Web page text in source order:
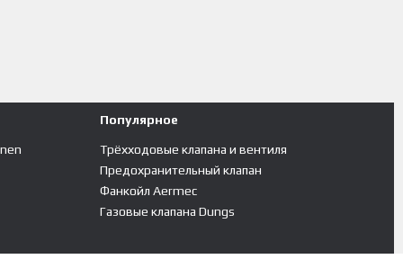
Популярное
Трёхходовые клапана и вентиля
Предохранительный клапан
Фанкойл Aermec
Газовые клапана Dungs